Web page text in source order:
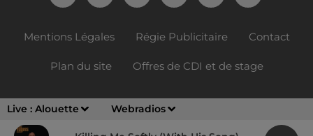
Live : Alouette Webradios
Mentions Légales Régie Publicitaire Contact
Plan du site Offres de CDI et de stage